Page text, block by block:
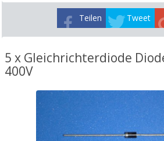
Teilen Tweet
5 x Gleichrichterdiode
400V